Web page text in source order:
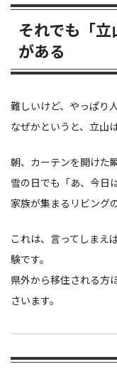
それでも「
がある
難しいけど、やっぱり人
なぜかというと、立山
朝、カーテンを開けた
雪の日でも「あ、今日
家族が集まるリビング
これは、言ってしまえ
験です。
県外から移住される方
さいます。